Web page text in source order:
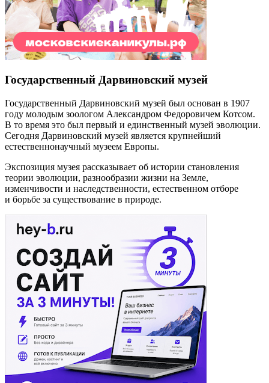
Государственный Дарвиновский музей
Государственный Дарвиновский музей был основан в 1907
году молодым зоологом Александром Федоровичем Котсом.
В то время это был первый и единственный музей эволюции.
Сегодня Дарвиновский музей является крупнейший
естественнонаучный музеем Европы.
Экспозиция музея рассказывает об истории становления
теории эволюции, разнообразии жизни на Земле,
изменчивости и наследственности, естественном отборе
и борьбе за существование в природе.